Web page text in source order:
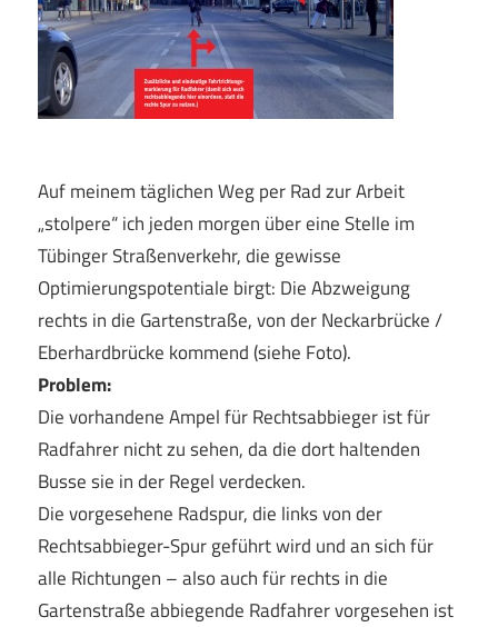
Auf meinem täglichen Weg per Rad zur Arbeit
„stolpere“ ich jeden morgen über eine Stelle im
Tübinger Straßenverkehr, die gewisse
Optimierungspotentiale birgt: Die Abzweigung
rechts in die Gartenstraße, von der Neckarbrücke /
Eberhardbrücke kommend (siehe Foto).
Problem:
Die vorhandene Ampel für Rechtsabbieger ist für
Radfahrer nicht zu sehen, da die dort haltenden
Busse sie in der Regel verdecken.
Die vorgesehene Radspur, die links von der
Rechtsabbieger-Spur geführt wird und an sich für
alle Richtungen – also auch für rechts in die
Gartenstraße abbiegende Radfahrer vorgesehen ist